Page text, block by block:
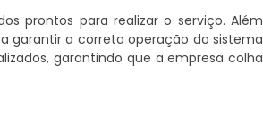
prontos para realizar o serviço. Além
garantir a correta operação do sistema
garantindo que a empresa colha